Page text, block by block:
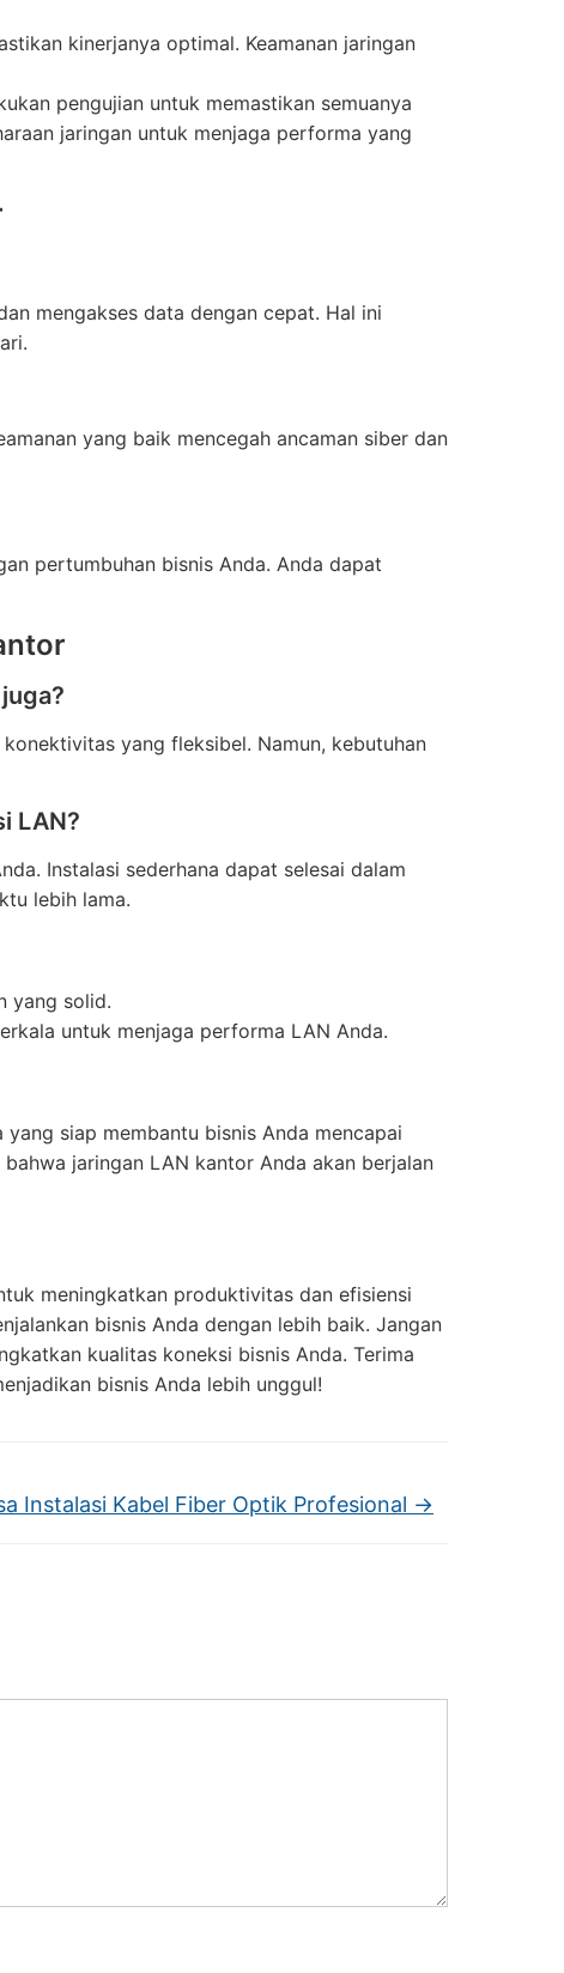
kinerjanya optimal. Keamanan jaringan
pengujian untuk memastikan semuanya
jaringan untuk menjaga performa yang
mengakses data dengan cepat. Hal ini
yang baik mencegah ancaman siber dan
pertumbuhan bisnis Anda. Anda dapat
yang fleksibel. Namun, kebutuhan
LAN?
Instalasi sederhana dapat selesai dalam
lebih lama.
yang solid.
untuk menjaga performa LAN Anda.
siap membantu bisnis Anda mencapai
jaringan LAN kantor Anda akan berjalan
meningkatkan produktivitas dan efisiensi
bisnis Anda dengan lebih baik. Jangan
kualitas koneksi bisnis Anda. Terima
bisnis Anda lebih unggul!
Instalasi Kabel Fiber Optik Profesional →